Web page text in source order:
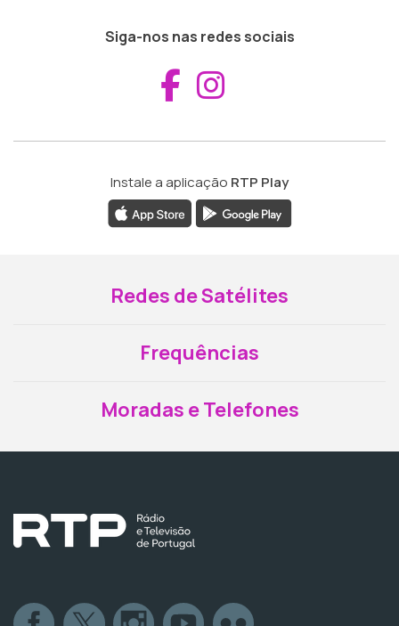
Siga-nos nas redes sociais
Aceder ao
Instale a aplicação RTP Play
Redes de Satélites
Frequências
Moradas e Telefones